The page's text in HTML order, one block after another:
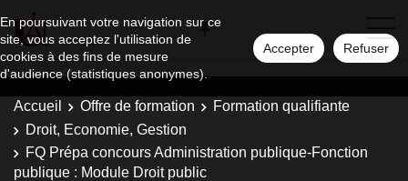
En poursuivant votre navigation sur ce
site, vous acceptez l'utilisation de
cookies à des fins de mesure
d'audience (statistiques anonymes).
Accepter Refuser
Accueil Offre de formation
Formation qualifiante
Droit, Economie, Gestion
FQ Prépa concours Administration publique-Fonction
publique : Module Droit public